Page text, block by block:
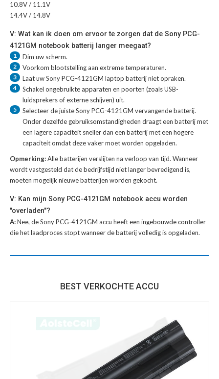
10.8V / 11.1V
14.4V / 14.8V
V: Wat kan ik doen om ervoor te zorgen dat de Sony PCG-
4121GM notebook batterij langer meegaat?
1 Dim uw scherm.
2 Voorkom blootstelling aan extreme temperaturen.
3 Laat uwSony PCG-4121GM laptop batterijniet opraken.
4
Schakel ongebruikte apparaten en poorten (zoals USB-
luidsprekers of externe schijven) uit.
5 Selecteer de juisteSony PCG-4121GM vervangende batterij.
Onder dezelfde gebruiksomstandigheden draagt een batterij met
een lagere capaciteit sneller dan een batterij met een hogere
capaciteit omdat deze vaker moet worden opgeladen.
Opmerking:Alle batterijen verslijten na verloop van tijd. Wanneer
wordt vastgesteld dat de bedrijfstijd niet langer bevredigend is,
moeten mogelijk nieuwe batterijen worden gekocht.
V: Kan mijn Sony PCG-4121GM notebook accu worden
"overladen"?
A:Nee, de Sony PCG-4121GM accu heeft een ingebouwde controller
die het laadproces stopt wanneer de batterij volledig is opgeladen.
BEST VERKOCHTE ACCU